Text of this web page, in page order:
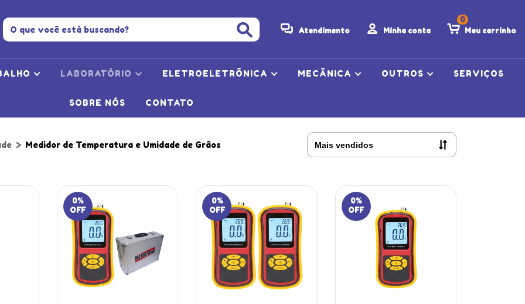
Atendimento Minha conta Meu carrinho
0
LABORATÓRIO ELETROELETRÔNICA MECÂNICA OUTROS SERVIÇOS
SOBRE NÓS CONTATO
> Medidor de Temperatura e Umidade de Grãos
0%
OFF
0%
OFF
0%
OFF